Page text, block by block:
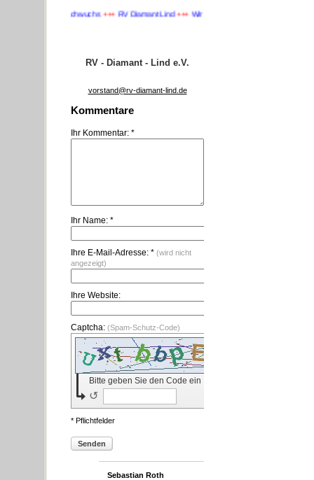
Wir suchen Nachwuchs+++RV Diamant Lind+++Wir suchen Nachwuchs
RV - Diamant - Lind e.V.
vorstand@rv-diamant-lind.de
Kommentare
Ihr Kommentar: *
Ihr Name: *
Ihre E-Mail-Adresse: * (wird nicht
angezeigt)
Ihre Website:
Captcha: (Spam-Schutz-Code)
Bitte geben Sie den Code ein
↺
* Pflichtfelder
Senden
Sebastian Roth